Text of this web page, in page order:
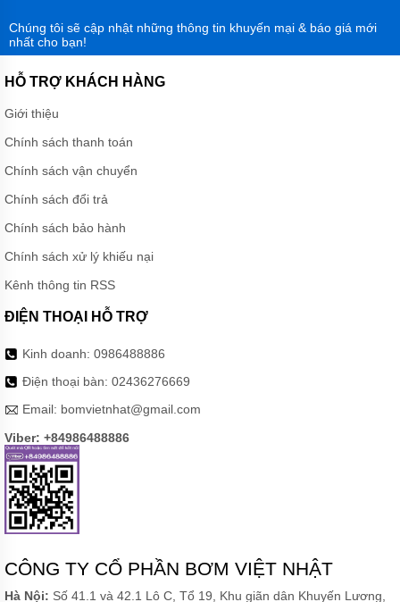
Chúng tôi sẽ cập nhật những thông tin khuyến mại & báo giá mới
nhất cho bạn!
HỖ TRỢ KHÁCH HÀNG
Giới thiệu
Chính sách thanh toán
Chính sách vận chuyển
Chính sách đổi trả
Chính sách bảo hành
Chính sách xử lý khiếu nại
Kênh thông tin RSS
ĐIỆN THOẠI HỖ TRỢ
Kinh doanh: 0986488886
Điện thoại bàn: 02436276669
Email: bomvietnhat@gmail.com
Viber: +84986488886
CÔNG TY CỔ PHẦN BƠM VIỆT NHẬT
Hà Nội: Số 41.1 và 42.1 Lô C, Tổ 19, Khu giãn dân Khuyến Lương,